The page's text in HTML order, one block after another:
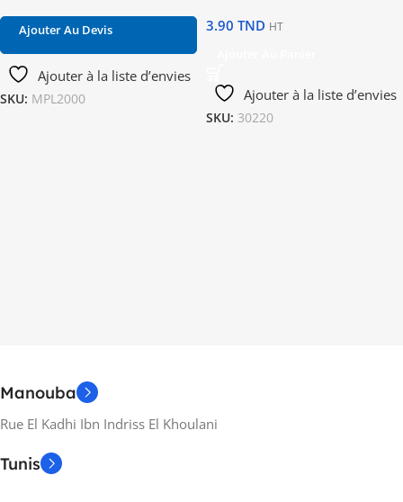
Ajouter Au Devis
Ajouter à la liste d’envies
SKU: MPL2000
3.90 TND HT
Ajouter à la liste d’envies
SKU: 30220
Manouba
Rue El Kadhi Ibn Indriss El Khoulani
Tunis